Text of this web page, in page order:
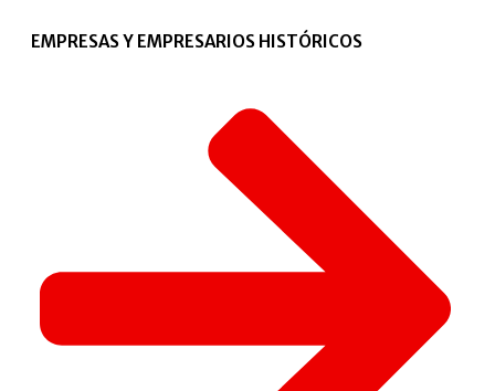
EMPRESAS Y EMPRESARIOS HISTÓRICOS